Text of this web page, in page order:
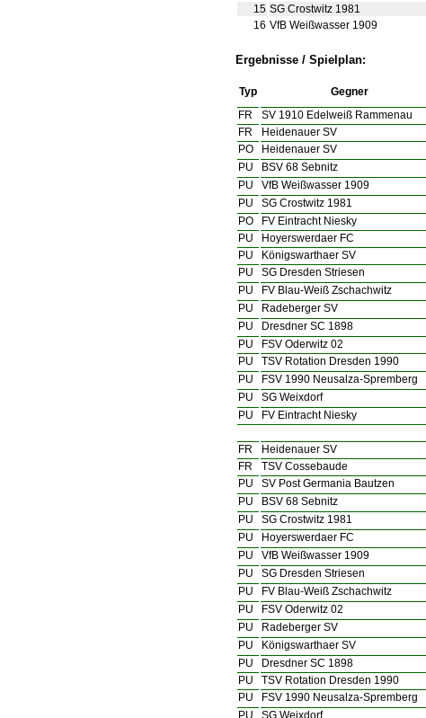
15 SG Crostwitz 1981
16 VfB Weißwasser 1909
Ergebnisse / Spielplan:
Typ Gegner
FR
SV 1910 Edelweiß Rammenau
FR
Heidenauer SV
PO
Heidenauer SV
PU
BSV 68 Sebnitz
PU
VfB Weißwasser 1909
PU
SG Crostwitz 1981
PO
FV Eintracht Niesky
PU
Hoyerswerdaer FC
PU
Königswarthaer SV
PU
SG Dresden Striesen
PU
FV Blau-Weiß Zschachwitz
PU
Radeberger SV
PU
Dresdner SC 1898
PU
FSV Oderwitz 02
PU
TSV Rotation Dresden 1990
PU
FSV 1990 Neusalza-Spremberg
PU
SG Weixdorf
PU
FV Eintracht Niesky
FR Heidenauer SV
FR
TSV Cossebaude
PU
SV Post Germania Bautzen
PU
BSV 68 Sebnitz
PU
SG Crostwitz 1981
PU
Hoyerswerdaer FC
PU
VfB Weißwasser 1909
PU
SG Dresden Striesen
PU
FV Blau-Weiß Zschachwitz
PU
FSV Oderwitz 02
PU
Radeberger SV
PU
Königswarthaer SV
PU
Dresdner SC 1898
PU
TSV Rotation Dresden 1990
PU
FSV 1990 Neusalza-Spremberg
PU
SG Weixdorf